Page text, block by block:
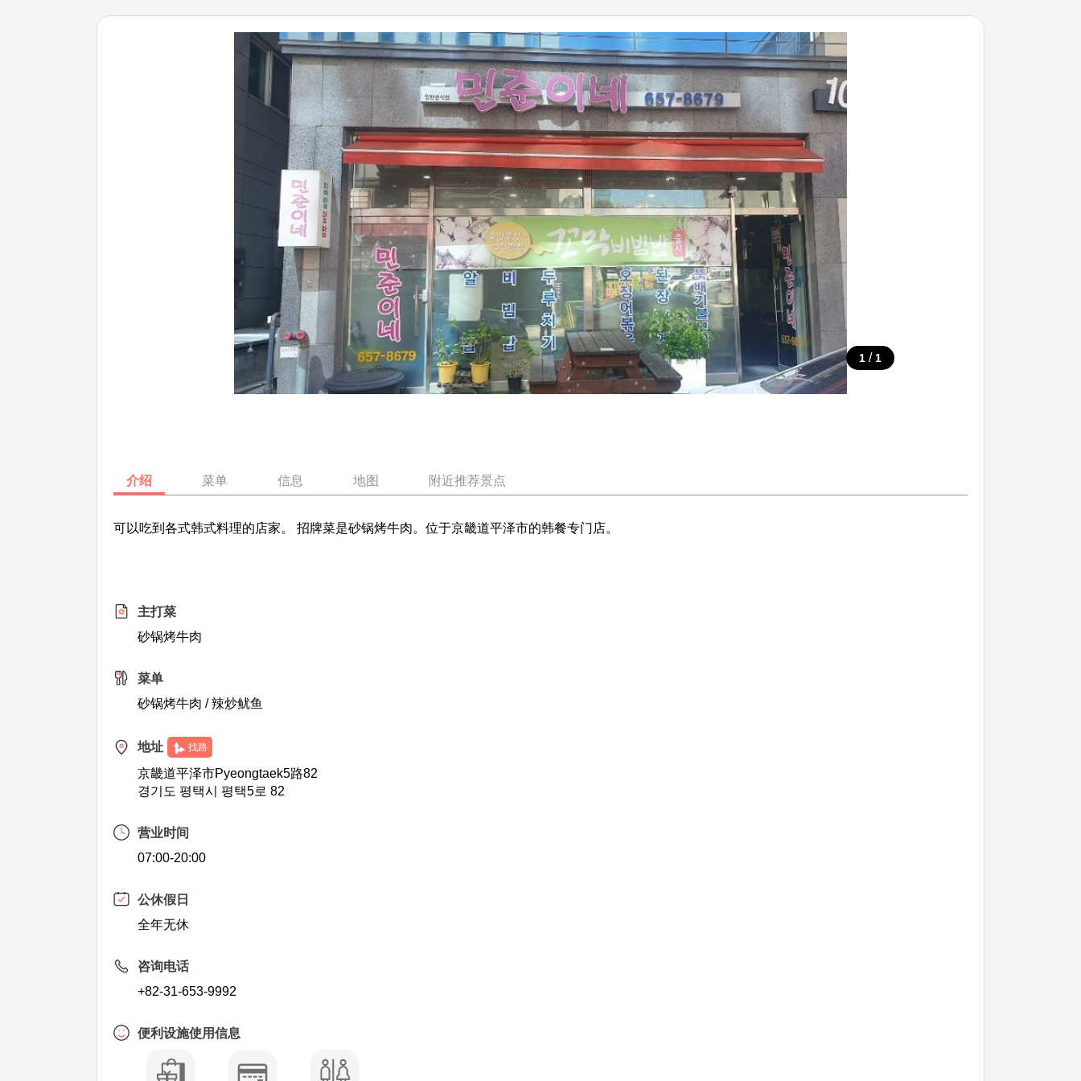
1 / 1
介绍 菜单 信息 地图 附近推荐景点
可以吃到各式韩式料理的店家。 招牌菜是砂锅烤牛肉。位于京畿道平泽市的韩餐专门店。
主打菜
砂锅烤牛肉
菜单
砂锅烤牛肉 / 辣炒鱿鱼
地址 找路
京畿道平泽市Pyeongtaek5路82
경기도 평택시 평택5로 82
营业时间
07:00-20:00
公休假日
全年无休
咨询电话
+82-31-653-9992
便利设施使用信息